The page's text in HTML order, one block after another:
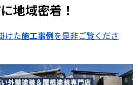
地域密着！
けた施工事例を是非ご覧くださ